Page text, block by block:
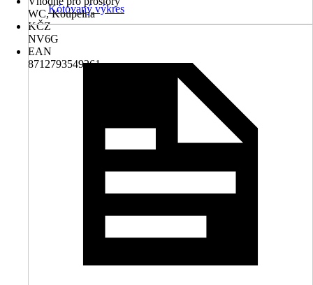
WC, Koupelna
KČZ
NV6G
EAN
8712793549261
Kótovaný výkres